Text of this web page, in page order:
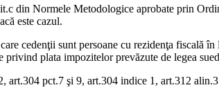
din Normele Metodologice aprobate prin
este cazul.
cedenţii sunt persoane cu rezidenţa fiscală
plata impozitelor prevăzute de legea
art.304 pct.7 şi 9, art.304 indice 1, art.312